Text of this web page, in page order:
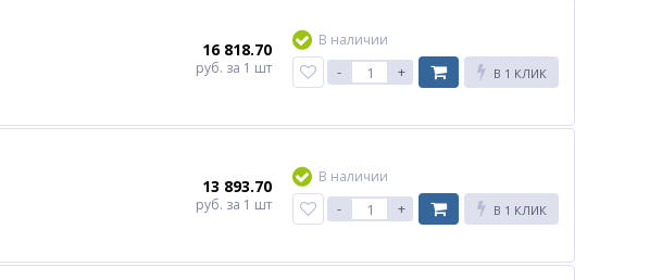
16 818.70
руб. за 1 шт
В наличии
- + В 1 КЛИК
13 893.70
руб. за 1 шт
В наличии
- + В 1 КЛИК